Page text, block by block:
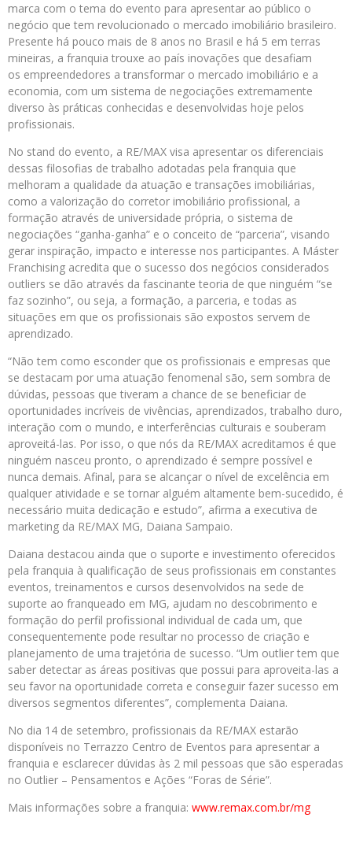
marca com o tema do evento para apresentar ao público o
negócio que tem revolucionado o mercado imobiliário brasileiro.
Presente há pouco mais de 8 anos no Brasil e há 5 em terras
mineiras, a franquia trouxe ao país inovações que desafiam
os empreendedores a transformar o mercado imobiliário e a
economia, com um sistema de negociações extremamente
diverso às práticas conhecidas e desenvolvidas hoje pelos
profissionais.
No stand do evento, a RE/MAX visa apresentar os diferenciais
dessas filosofias de trabalho adotadas pela franquia que
melhoram a qualidade da atuação e transações imobiliárias,
como a valorização do corretor imobiliário profissional, a
formação através de universidade própria, o sistema de
negociações “ganha-ganha” e o conceito de “parceria”, visando
gerar inspiração, impacto e interesse nos participantes. A Máster
Franchising acredita que o sucesso dos negócios considerados
outliers se dão através da fascinante teoria de que ninguém “se
faz sozinho”, ou seja, a formação, a parceria, e todas as
situações em que os profissionais são expostos servem de
aprendizado.
“Não tem como esconder que os profissionais e empresas que
se destacam por uma atuação fenomenal são, sem sombra de
dúvidas, pessoas que tiveram a chance de se beneficiar de
oportunidades incríveis de vivências, aprendizados, trabalho duro,
interação com o mundo, e interferências culturais e souberam
aproveitá-las. Por isso, o que nós da RE/MAX acreditamos é que
ninguém nasceu pronto, o aprendizado é sempre possível e
nunca demais. Afinal, para se alcançar o nível de excelência em
qualquer atividade e se tornar alguém altamente bem-sucedido, é
necessário muita dedicação e estudo”, afirma a executiva de
marketing da RE/MAX MG, Daiana Sampaio.
Daiana destacou ainda que o suporte e investimento oferecidos
pela franquia à qualificação de seus profissionais em constantes
eventos, treinamentos e cursos desenvolvidos na sede de
suporte ao franqueado em MG, ajudam no descobrimento e
formação do perfil profissional individual de cada um, que
consequentemente pode resultar no processo de criação e
planejamento de uma trajetória de sucesso. “Um outlier tem que
saber detectar as áreas positivas que possui para aproveita-las a
seu favor na oportunidade correta e conseguir fazer sucesso em
diversos segmentos diferentes”, complementa Daiana.
No dia 14 de setembro, profissionais da RE/MAX estarão
disponíveis no Terrazzo Centro de Eventos para apresentar a
franquia e esclarecer dúvidas às 2 mil pessoas que são esperadas
no Outlier – Pensamentos e Ações “Foras de Série”.
Mais informações sobre a franquia: www.remax.com.br/mg